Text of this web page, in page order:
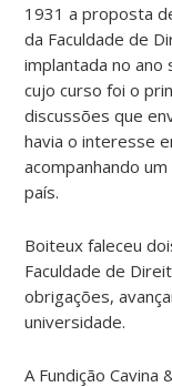
1931 a proposta
da Faculdade de
implantada no ano
cujo curso foi o
discussões que
havia o interesse
acompanhando
país.
Boiteux faleceu
Faculdade de
obrigações,
universidade.
A Fundição Cavina